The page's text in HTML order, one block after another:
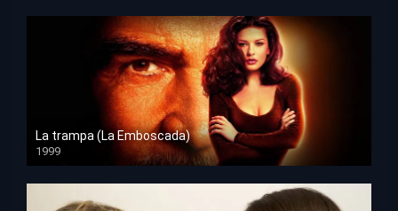
La trampa (La Emboscada)
1999
HD 1080p